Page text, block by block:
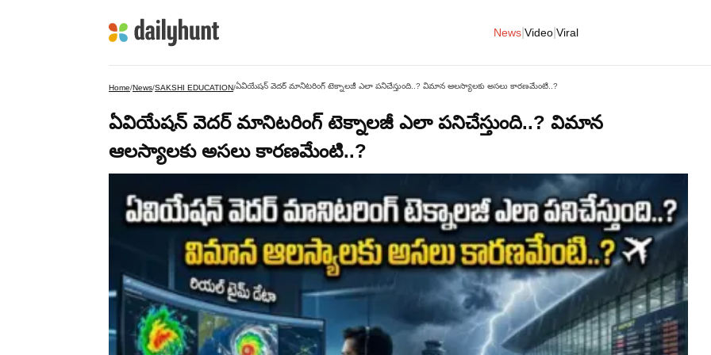
News Video Viral
Home/News/SAKSHI EDUCATION/ఏవియేషన్ వెదర్ మానిటరింగ్ టెక్నాలజీ ఎలా పనిచేస్తుంది..? విమాన ఆలస్యాలకు అసలు కారణమేంటి..?
ఏవియేషన్ వెదర్ మానిటరింగ్ టెక్నాలజీ ఎలా పనిచేస్తుంది..? విమాన
ఆలస్యాలకు అసలు కారణమేంటి..?